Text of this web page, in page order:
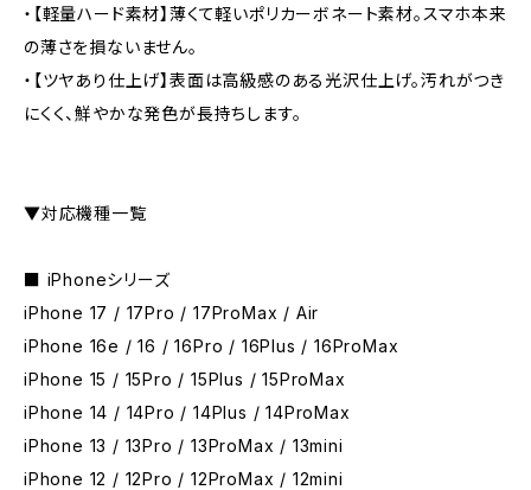
・【軽量ハード素材】薄くて軽いポリカーボネート素材。スマホ本来
の薄さを損ないません。
・【ツヤあり仕上げ】表面は高級感のある光沢仕上げ。汚れがつき
にくく、鮮やかな発色が長持ちします。
▼対応機種一覧
■ iPhoneシリーズ
iPhone 17 / 17Pro / 17ProMax / Air
iPhone 16e / 16 / 16Pro / 16Plus / 16ProMax
iPhone 15 / 15Pro / 15Plus / 15ProMax
iPhone 14 / 14Pro / 14Plus / 14ProMax
iPhone 13 / 13Pro / 13ProMax / 13mini
iPhone 12 / 12Pro / 12ProMax / 12mini